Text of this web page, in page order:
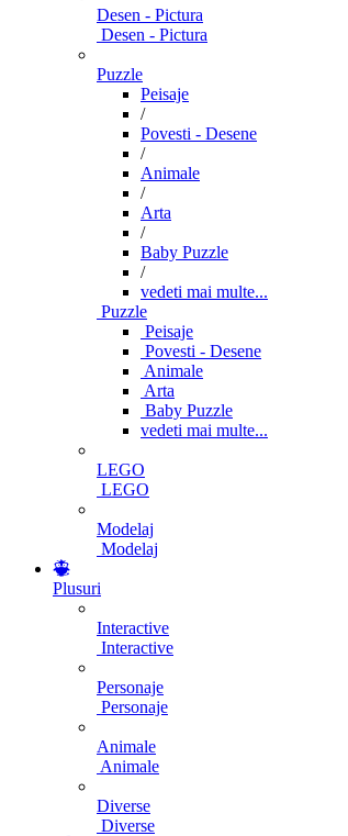
Desen - Pictura
Desen - Pictura
Puzzle
Peisaje
/
Povesti - Desene
/
Animale
/
Arta
/
Baby Puzzle
/
vedeti mai multe...
Puzzle
Peisaje
Povesti - Desene
Animale
Arta
Baby Puzzle
vedeti mai multe...
LEGO
LEGO
Modelaj
Modelaj
Plusuri
Interactive
Interactive
Personaje
Personaje
Animale
Animale
Diverse
Diverse